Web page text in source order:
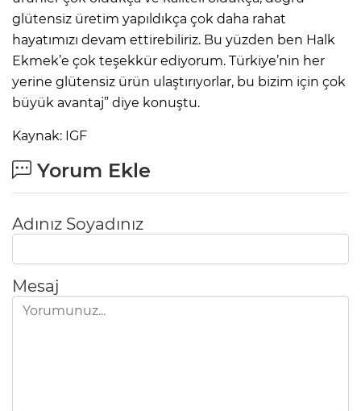
glütensiz üretim yapıldıkça çok daha rahat
hayatımızı devam ettirebiliriz. Bu yüzden ben Halk
Ekmek’e çok teşekkür ediyorum. Türkiye’nin her
yerine glütensiz ürün ulaştırıyorlar, bu bizim için çok
büyük avantaj” diye konuştu.
Kaynak: IGF
Yorum Ekle
Adınız Soyadınız
Mesaj